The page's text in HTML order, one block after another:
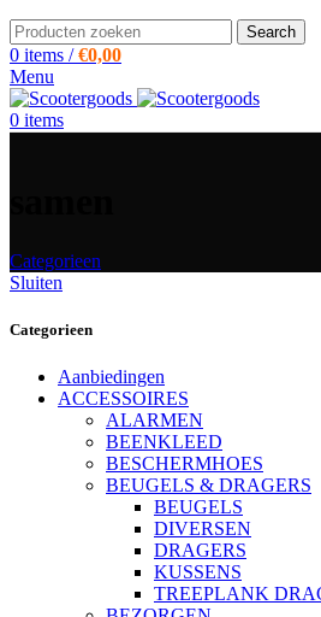
Search
0 items / €0,00
Menu
0 items
Categorieen
Sluiten
Categorieen
Aanbiedingen
ACCESSOIRES
ALARMEN
BEENKLEED
BESCHERMHOES
BEUGELS & DRAGERS
BEUGELS
DIVERSEN
DRAGERS
KUSSENS
TREEPLANK